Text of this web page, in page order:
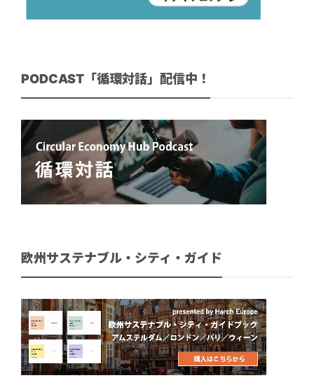
PODCAST「循環対話」配信中！
欧州サステナブル・シティ・ガイド